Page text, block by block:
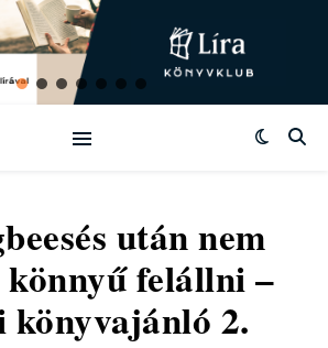
után nem
felállni –
2.